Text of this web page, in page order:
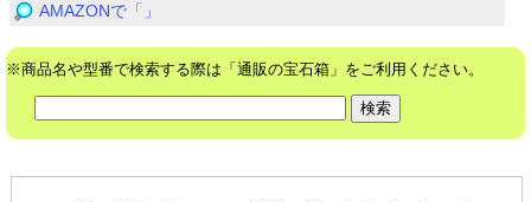
AMAZONで「」
※商品名や型番で検索する際は「通販の宝石箱」をご利用ください。